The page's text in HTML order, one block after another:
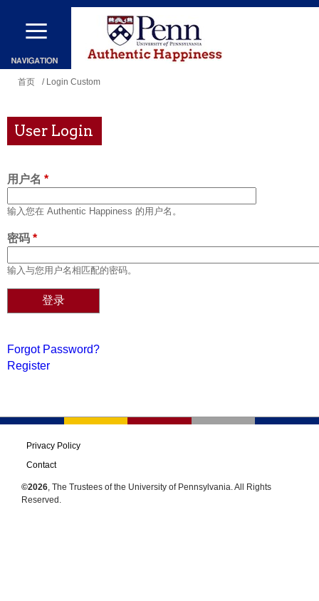
跳
到
主
容
你
这
里
首页 / Login Custom
User Login
用户名 *
输入您在 Authentic Happiness 的用户名。
密码 *
输入与您用户名相匹配的密码。
Forgot Password?
Register
Privacy Policy
Contact
©2026, The Trustees of the University of Pennsylvania. All Rights
Reserved.